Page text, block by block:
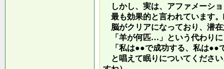
しかし、実は、アファメーシ
最も効果的と言われています
脳がクリアになっており、潜
「羊が何匹…」という代わりに
「私は●●で成功する、私は●●
と唱えて眠りについてくださ